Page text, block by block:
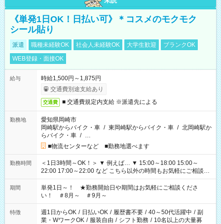
《単発1日OK！日払い可》＊コスメのモクモク
シール貼り
派遣 職種未経験OK 社会人未経験OK 大学生歓迎
ブランクOK
WEB登録・面接OK
給与
時給1,500円～1,875円
交通費別途支給あり
交通費 ■ 交通費規定内支給 ※派遣先による
勤務地
愛知県岡崎市
岡崎駅からバイク・車 / 東岡崎駅からバイク・車 / 北岡崎駅か
らバイク・車 / …
■物流センターなど ■勤務地選べます
勤務時間
＜1日3時間～OK！＞ ▼ 例えば… ▼ 15:00～18:00 15:00～
22:00 17:00～22:00 など こちら以外の時間もお気軽にご相談く
ださい！
期間
単発1日～！ ★勤務開始日や期間はお気軽にご相談くださ
い！ ＃8月～ ＃9月～
特徴 週1日からOK / 日払いOK / 履歴書不要 / 40～50代活躍中 / 副
業・WワークOK / 服装自由 / シフト勤務 / 10名以上の大量募